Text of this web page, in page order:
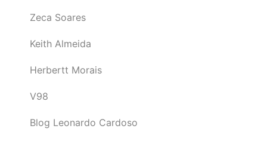
Zeca Soares
Keith Almeida
Herbertt Morais
V98
Blog Leonardo Cardoso